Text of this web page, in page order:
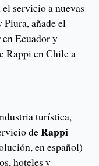
servicio a nuevas
añade el
Ecuador y
Rappi en Chile a
turística,
deRappi
en español)
hoteles y